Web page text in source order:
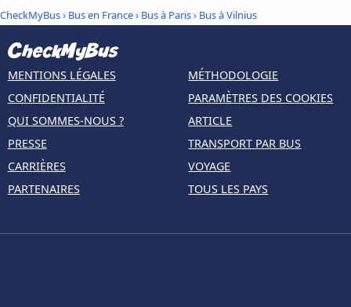
CheckMyBus› Bus en France› Bus à Paris› Bus à Vilnius
MENTIONS LÉGALES
CONFIDENTIALITÉ
QUI SOMMES-NOUS ?
PRESSE
CARRIÈRES
PARTENAIRES
MÉTHODOLOGIE
PARAMÈTRES DES COOKIES
ARTICLE
TRANSPORT PAR BUS
VOYAGE
TOUS LES PAYS